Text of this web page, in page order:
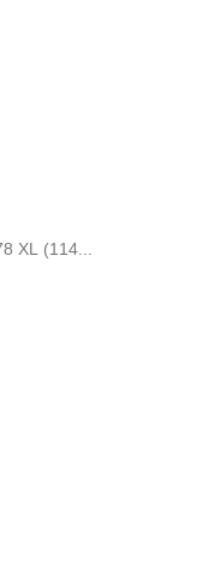
XL (114...